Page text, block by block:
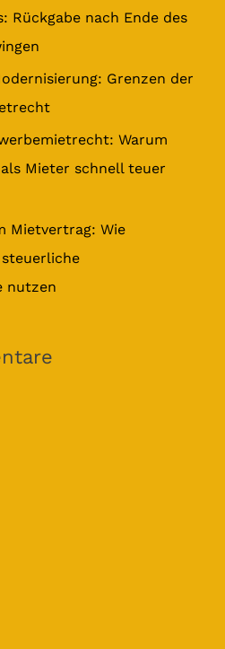
Rückgabe nach Ende des
Grenzen der
Warum
Mieter schnell teuer
Mietvertrag: Wie
nutzen